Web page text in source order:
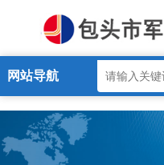
LEYU.COM
网站导航